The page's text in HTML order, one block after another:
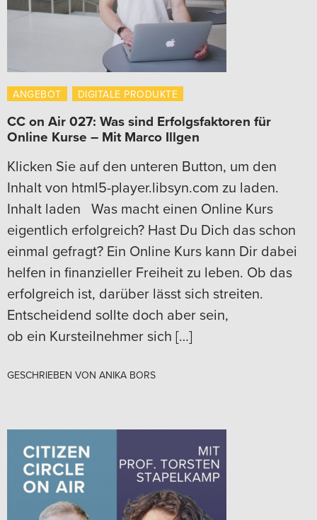
ANGEBOT DIGITALE PRODUKTE
CC on Air 027: Was sind Erfolgsfaktoren für
Online Kurse – Mit Marco Illgen
Klicken Sie auf den unteren Button, um den
Inhalt von html5-player.libsyn.com zu laden.
Inhalt laden Was macht einen Online Kurs
eigentlich erfolgreich? Hast Du Dich das schon
einmal gefragt? Ein Online Kurs kann Dir dabei
helfen in finanzieller Freiheit zu leben. Ob das
erfolgreich ist, darüber lässt sich streiten.
Entscheidend sollte doch aber sein,
ob ein Kursteilnehmer sich […]
GESCHRIEBEN VON ANIKA BORS